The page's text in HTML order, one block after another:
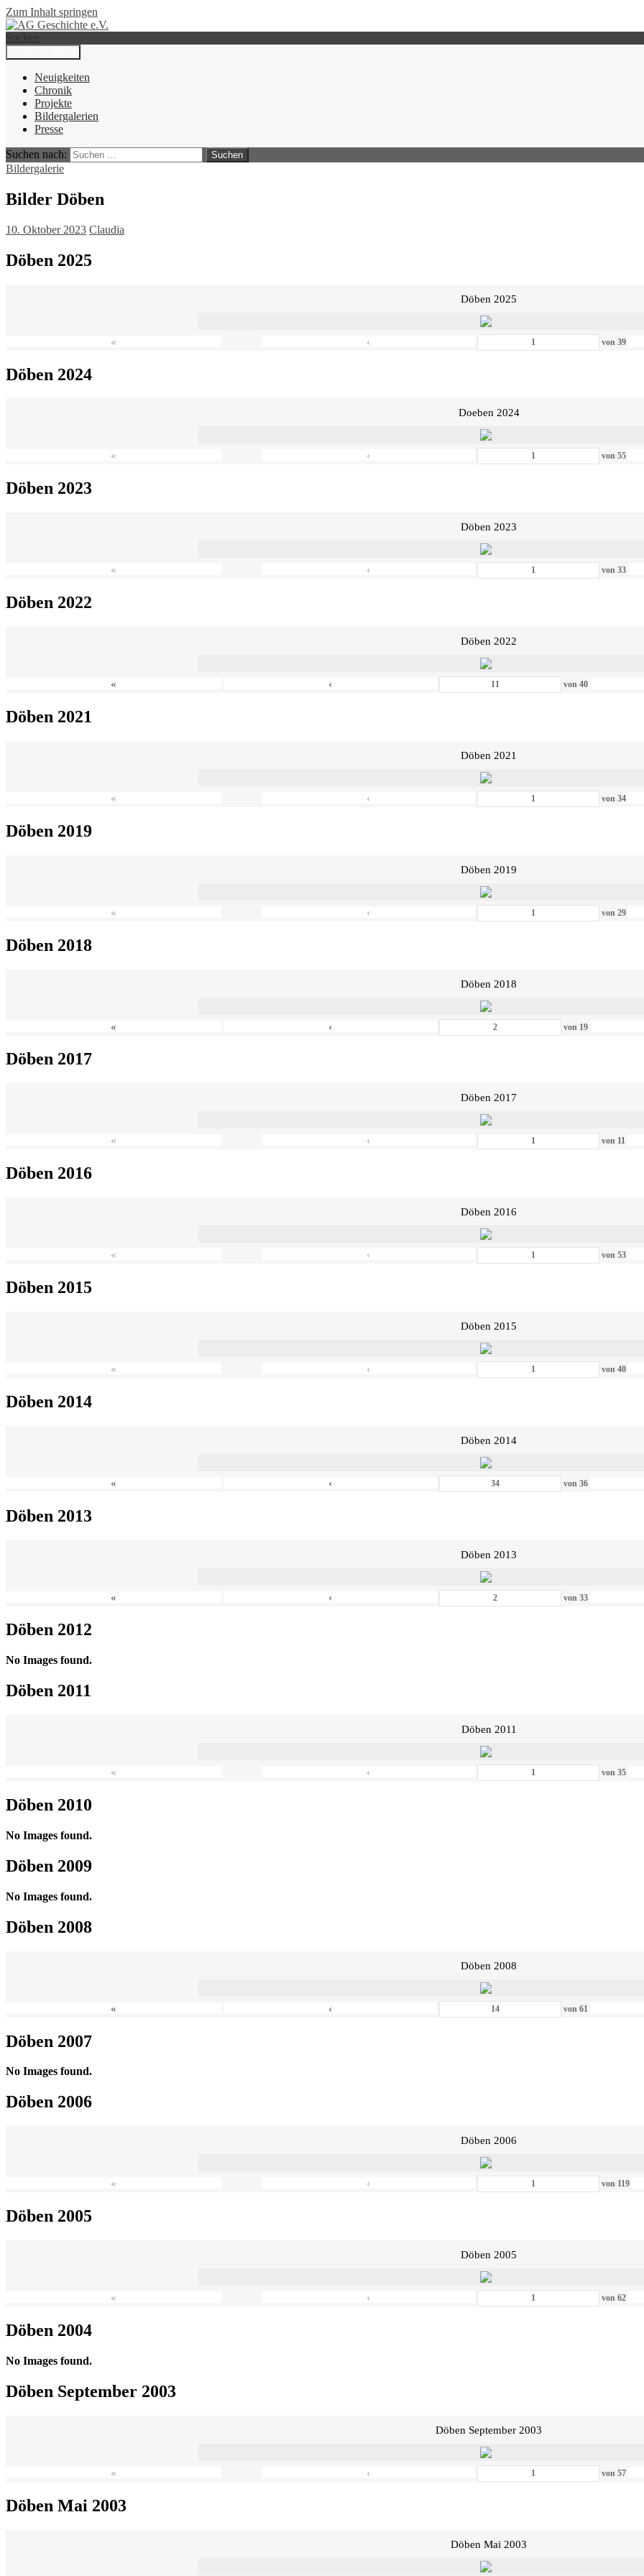
Zum Inhalt springen
AG Geschichte e.V.
Suchen
Neuigkeiten
Chronik
Projekte
Bildergalerien
Presse
Suchen nach:
Bildergalerie
Bilder Döben
10. Oktober 2023 Claudia
Döben 2025
Döben 2025
« ‹ von39
Döben 2024
Doeben 2024
« ‹ von55
Döben 2023
Döben 2023
« ‹ von33
Döben 2022
Döben 2022
« ‹ von40
Döben 2021
Döben 2021
« ‹ von34
Döben 2019
Döben 2019
« ‹ von29
Döben 2018
Döben 2018
« ‹ von 19
Döben 2017
Döben 2017
« ‹ von 11
Döben 2016
Döben 2016
« ‹ von53
Döben 2015
Döben 2015
« ‹ von40
Döben 2014
Döben 2014
« ‹ von36
Döben 2013
Döben 2013
« ‹ von33
Döben 2012
No Images found.
Döben 2011
Döben 2011
« ‹ von35
Döben 2010
No Images found.
Döben 2009
No Images found.
Döben 2008
Döben 2008
« ‹ von61
Döben 2007
No Images found.
Döben 2006
Döben 2006
« ‹ von 119
Döben 2005
Döben 2005
« ‹ von62
Döben 2004
No Images found.
Döben September 2003
Döben September 2003
« ‹ von57
Döben Mai 2003
Döben Mai 2003